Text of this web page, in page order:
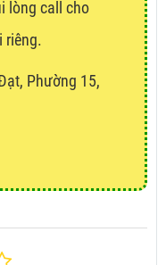
lòng call cho
riêng.
Phường 15,